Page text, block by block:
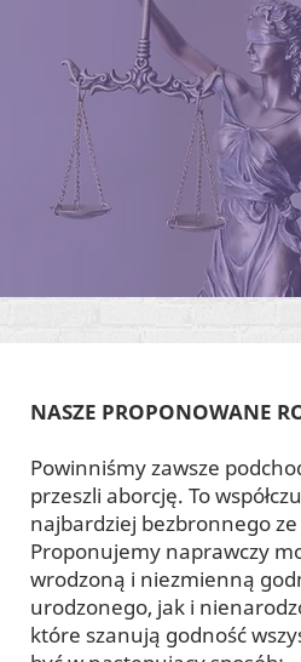
NASZE PROPONOWANE
Powinniśmy zawsze
przeszli aborcję. To
najbardziej bezbronnego
Proponujemy naprawczy
wrodzoną i niezmienną
urodzonego, jak i
które szanują godność